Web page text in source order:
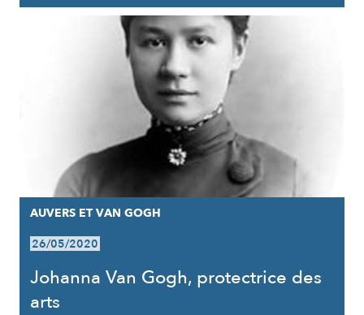
AUVERS ET VAN GOGH
26/05/2020
Johanna Van Gogh, protectrice des
arts